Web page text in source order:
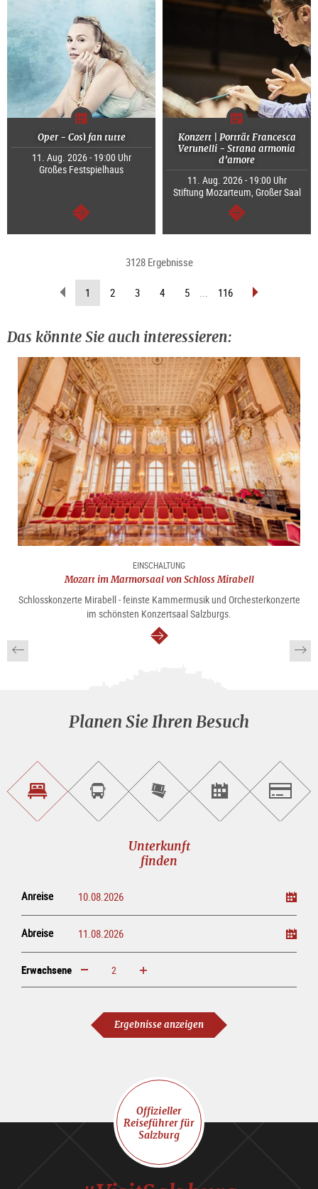
Oper - Così fan tutte
11. Aug. 2026 - 19:00 Uhr
Großes Festspielhaus
weiter
Konzert | Porträt Francesca
Verunelli - Strana armonia
d’amore
11. Aug. 2026 - 19:00 Uhr
Stiftung Mozarteum, Großer Saal
weiter
3128 Ergebnisse
zurückblättern
1 (aktuelle
Seite)
2 3 4 5 ... 116 vorblättern
Das könnte Sie auch interessieren:
EINSCHALTUNG
Mozart im Marmorsaal von Schloss Mirabell
Schlosskonzerte Mirabell - feinste Kammermusik und Orchesterkonzerte
im schönsten Konzertsaal Salzburgs.
weiter
Planen Sie Ihren Besuch
Unterkunft<br>findenSightseeing<br>Tour
buchen
Tickets
online<br>kaufen
Events<br>finden
Unterkunft
finden
Anreise
Abreise
Erwachsene erhöhen verringern
Ergebnisse anzeigen
Offizieller
Reiseführer für
Salzburg